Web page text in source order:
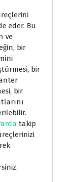
eder. Bu
ve
bir
bir
bir
takip